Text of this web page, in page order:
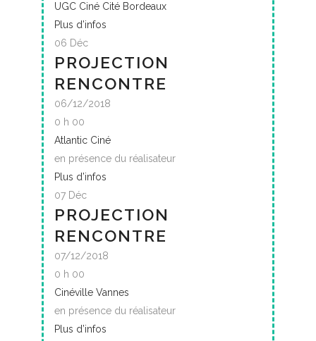
UGC Ciné Cité Bordeaux
Plus d’infos
06 Déc
PROJECTION
RENCONTRE
06/12/2018
0 h 00
Atlantic Ciné
en présence du réalisateur
Plus d’infos
07 Déc
PROJECTION
RENCONTRE
07/12/2018
0 h 00
Cinéville Vannes
en présence du réalisateur
Plus d’infos